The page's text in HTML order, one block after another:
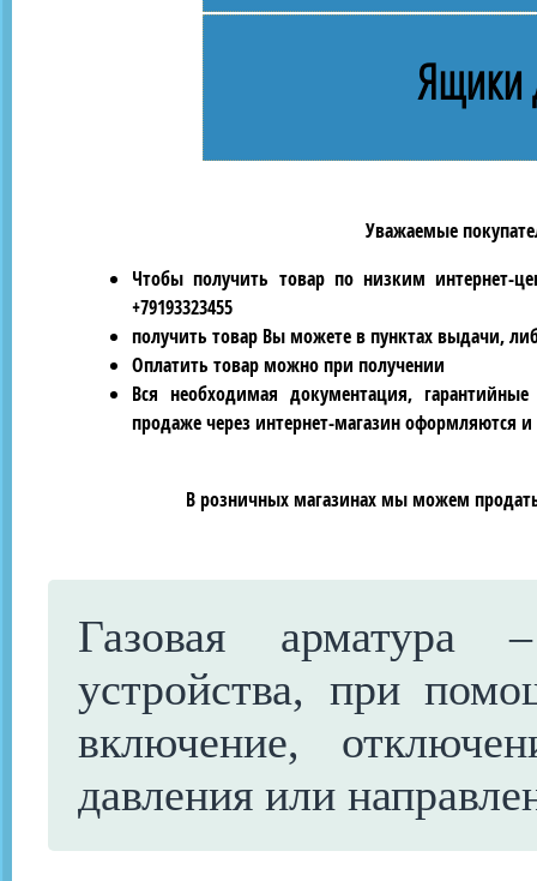
Ящики
Уважаемые
Чтобы получить товар по низким интернет-
+79193323455
получить товар Вы можете в пунктах выдачи,
Оплатить товар можно при получении
Вся необходимая документация,
продаже через интернет-магазин оформляются
В розничных магазинах мы можем
Газовая арматура
устройства, при
включение,
давления или